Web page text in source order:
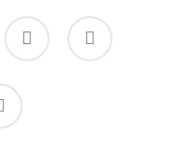
whatsapp tiktok